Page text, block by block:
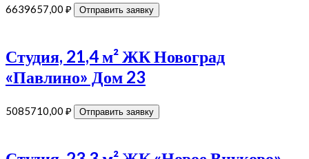
6639657,00 ₽ Отправить заявку
Студия, 21,4 м² ЖК Новоград
«Павлино» Дом 23
5085710,00 ₽ Отправить заявку